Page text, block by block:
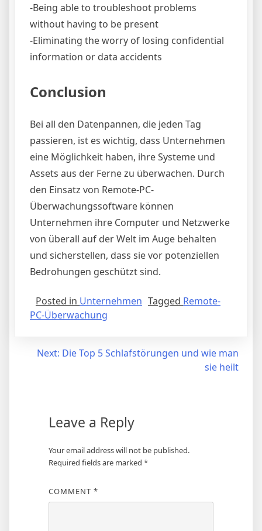
-Being able to troubleshoot problems
without having to be present
-Eliminating the worry of losing confidential
information or data accidents
Conclusion
Bei all den Datenpannen, die jeden Tag
passieren, ist es wichtig, dass Unternehmen
eine Möglichkeit haben, ihre Systeme und
Assets aus der Ferne zu überwachen. Durch
den Einsatz von Remote-PC-
Überwachungssoftware können
Unternehmen ihre Computer und Netzwerke
von überall auf der Welt im Auge behalten
und sicherstellen, dass sie vor potenziellen
Bedrohungen geschützt sind.
Posted in Unternehmen Tagged Remote-
PC-Überwachung
Next: Die Top 5 Schlafstörungen und wie man
sie heilt
Leave a Reply
Your email address will not be published.
Required fields are marked *
COMMENT *